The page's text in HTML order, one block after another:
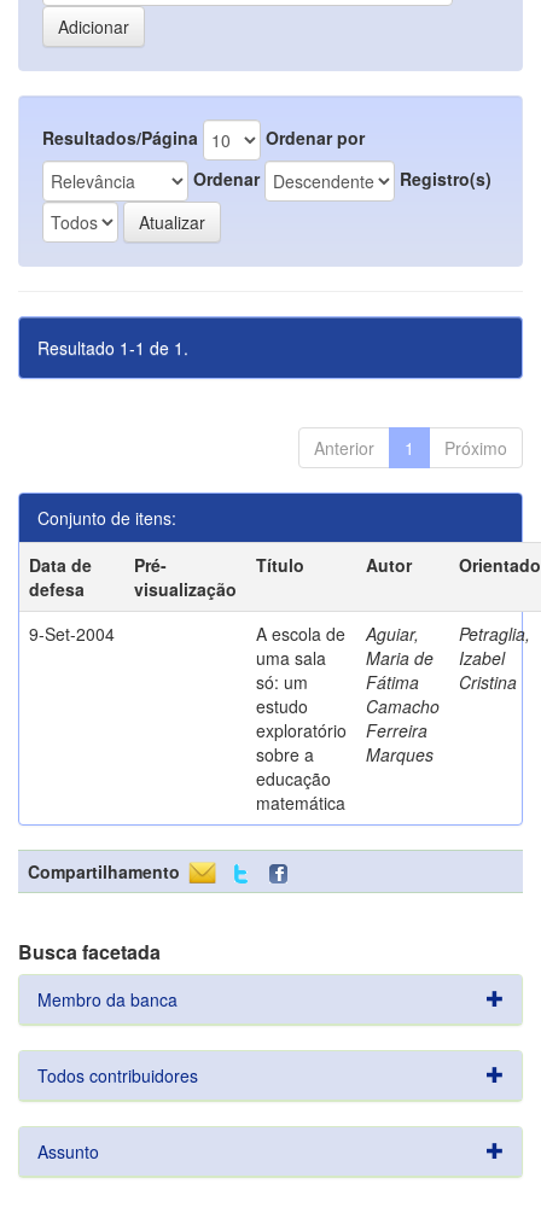
Resultados/Página
Ordenar por
Ordenar
Registro(s)
Resultado 1-1 de 1.
Anterior 1 Próximo
Conjunto de itens:
Data de
defesa
Pré-
visualização
Título Autor
9-Set-2004
A escola de
uma sala
só: um
estudo
exploratório
sobre a
educação
matemática
Aguiar,
Maria de
Fátima
Camacho
Ferreira
Marques
Petraglia,
Izabel
Cristina
Compartilhamento
Busca facetada
Membro da banca
Todos contribuidores
Assunto